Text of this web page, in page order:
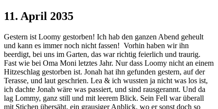
11. April 2035
Gestern ist Loomy gestorben! Ich hab den ganzen Abend geheult
und kann es immer noch nicht fassen! Vorhin haben wir ihn
beerdigt, bei uns im Garten, das war richtig feierlich und traurig.
Fast wie bei Oma Moni letztes Jahr. Nur dass Loomy nicht an einem
Hitzeschlag gestorben ist. Jonah hat ihn gefunden gestern, auf der
Terasse, und laut geschrien. Lea & ich wussten ja nicht was los ist,
ich dachte Jonah wäre was passiert, und sind rausgerannt. Und da
lag Lommy, ganz still und mit leerem Blick. Sein Fell war überall
mit Stichen übersäht, ein grausiger Anblick, wo er sonst doch so